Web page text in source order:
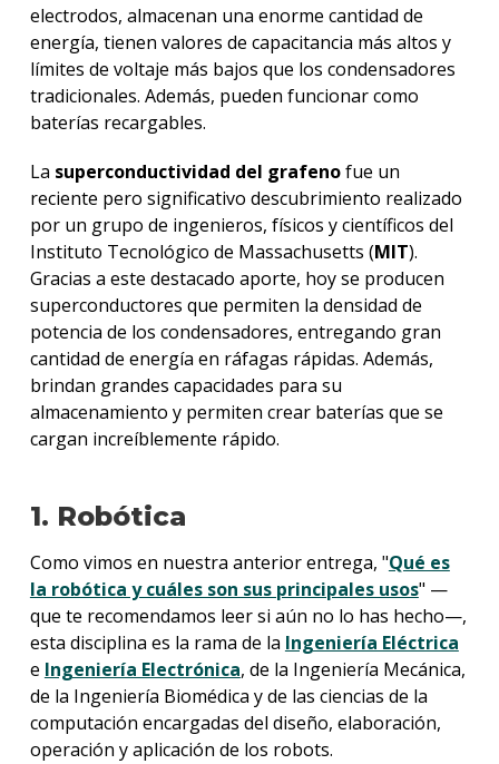
electrodos, almacenan una enorme cantidad de
energía, tienen valores de capacitancia más altos y
límites de voltaje más bajos que los condensadores
tradicionales. Además, pueden funcionar como
baterías recargables.
La superconductividad del grafenofue un
reciente pero significativo descubrimiento realizado
por un grupo de ingenieros, físicos y científicos del
Instituto Tecnológico de Massachusetts (MIT).
Gracias a este destacado aporte, hoy se producen
superconductores que permiten la densidad de
potencia de los condensadores, entregando gran
cantidad de energía en ráfagas rápidas. Además,
brindan grandes capacidades para su
almacenamiento y permiten crear baterías que se
cargan increíblemente rápido.
1. Robótica
Como vimos en nuestra anterior entrega, "Qué es
la robótica y cuáles son sus principales usos" —
que te recomendamos leer si aún no lo has hecho—,
esta disciplina es la rama de la Ingeniería Eléctrica
e Ingeniería Electrónica, de la Ingeniería Mecánica,
de la Ingeniería Biomédica y de las ciencias de la
computación encargadas del diseño, elaboración,
operación y aplicación de los robots.